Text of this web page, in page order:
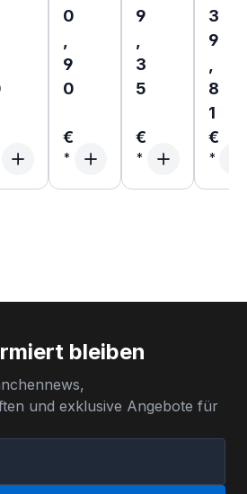
0
9
0
€
9
3
5
€
3
9
8
1
€
bleiben
und exklusive Angebote für